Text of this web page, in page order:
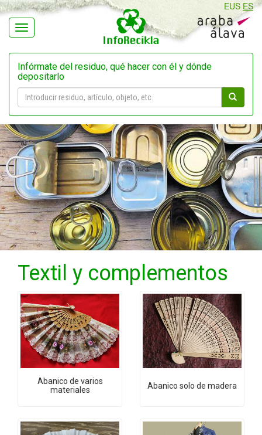
Navegación
EUS ES
Infórmate del residuo, qué hacer con él y dónde
depositarlo
Textil y complementos
Abanico de varios
materiales
Abanico solo de madera